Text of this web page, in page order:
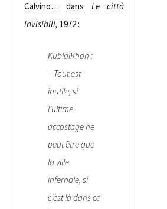
Calvino… dans Le città
invisibili, 1972 :
KublaiKhan :
– Tout est
inutile, si
l’ultime
accostage ne
peut être que
la ville
infernale, si
c’est là dans ce